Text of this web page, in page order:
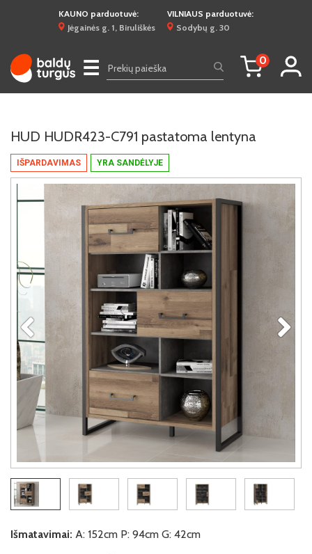
KAUNO parduotuvė:
Jėgainės g. 1, Biruliškės
VILNIAUS parduotuvė:
Sodybų g. 30
☰ 0
IŠPARDAVIMAS YRA SANDĖLYJE
HUD HUDR423-C791 pastatoma lentyna
Išmatavimai: A: 152cm P: 94cm G: 42cm